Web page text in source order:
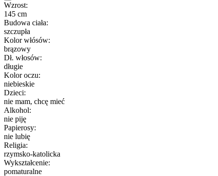
Wzrost:
145 cm
Budowa ciała:
szczupła
Kolor włósów:
brązowy
Dł. włosów:
długie
Kolor oczu:
niebieskie
Dzieci:
nie mam, chcę mieć
Alkohol:
nie piję
Papierosy:
nie lubię
Religia:
rzymsko-katolicka
Wykształcenie:
pomaturalne